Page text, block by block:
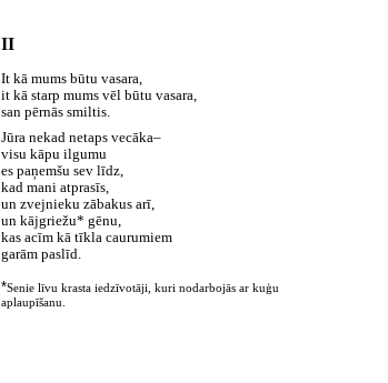
II
It kā mums būtu vasara,
it kā starp mums vēl būtu vasara,
san pērnās smiltis.
Jūra nekad netaps vecāka–
visu kāpu ilgumu
es paņemšu sev līdz,
kad mani atprasīs,
un zvejnieku zābakus arī,
un kājgriežu* gēnu,
kas acīm kā tīkla caurumiem
garām paslīd.
*Senie līvu krasta iedzīvotāji, kuri nodarbojās ar kuģu
aplaupīšanu.